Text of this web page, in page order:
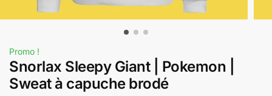
Promo !
Snorlax Sleepy Giant | Pokemon |
Sweat à capuche brodé